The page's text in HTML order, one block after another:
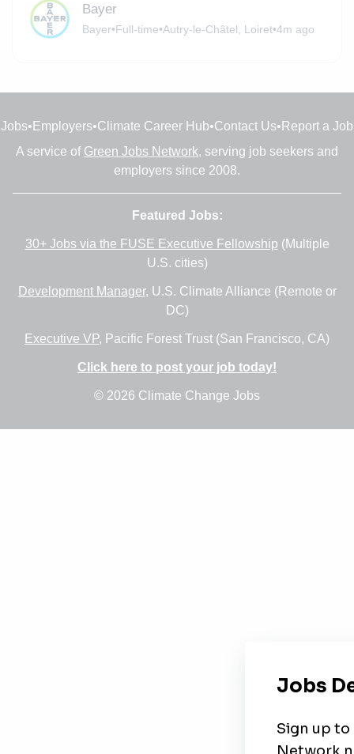
Bayer
Bayer•Full-time•Autry-le-Châtel, Loiret•4m ago
Jobs• Employers•Climate Career Hub•Contact Us• Report a Job
A service of Green Jobs Network, serving job seekers and
employers since 2008.
Featured Jobs:
30+ Jobs via the FUSE Executive Fellowship (Multiple
U.S. cities)
Development Manager, U.S. Climate Alliance (Remote or
DC)
Executive VP, Pacific Forest Trust (San Francisco, CA)
Click here to post your job today!
© 2026 Climate Change Jobs